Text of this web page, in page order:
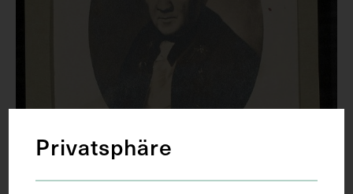
Privatsphäre